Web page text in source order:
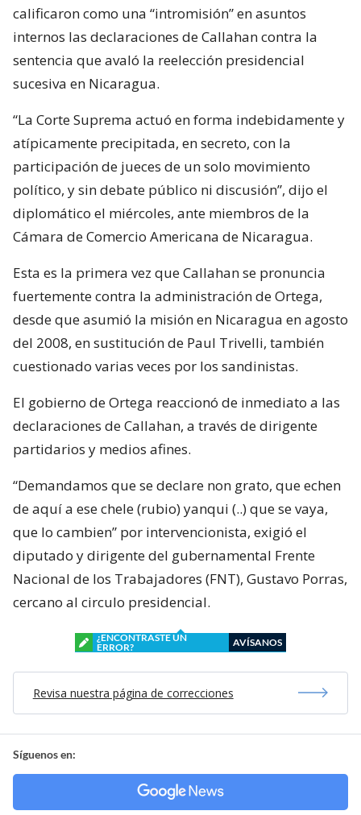
calificaron como una “intromisión” en asuntos
internos las declaraciones de Callahan contra la
sentencia que avaló la reelección presidencial
sucesiva en Nicaragua.
“La Corte Suprema actuó en forma indebidamente y
atípicamente precipitada, en secreto, con la
participación de jueces de un solo movimiento
político, y sin debate público ni discusión”, dijo el
diplomático el miércoles, ante miembros de la
Cámara de Comercio Americana de Nicaragua.
Esta es la primera vez que Callahan se pronuncia
fuertemente contra la administración de Ortega,
desde que asumió la misión en Nicaragua en agosto
del 2008, en sustitución de Paul Trivelli, también
cuestionado varias veces por los sandinistas.
El gobierno de Ortega reaccionó de inmediato a las
declaraciones de Callahan, a través de dirigente
partidarios y medios afines.
“Demandamos que se declare non grato, que echen
de aquí a ese chele (rubio) yanqui (..) que se vaya,
que lo cambien” por intervencionista, exigió el
diputado y dirigente del gubernamental Frente
Nacional de los Trabajadores (FNT), Gustavo Porras,
cercano al circulo presidencial.
¿ENCONTRASTE UN
ERROR?
AVÍSANOS
Revisa nuestra página de correcciones
Síguenos en: